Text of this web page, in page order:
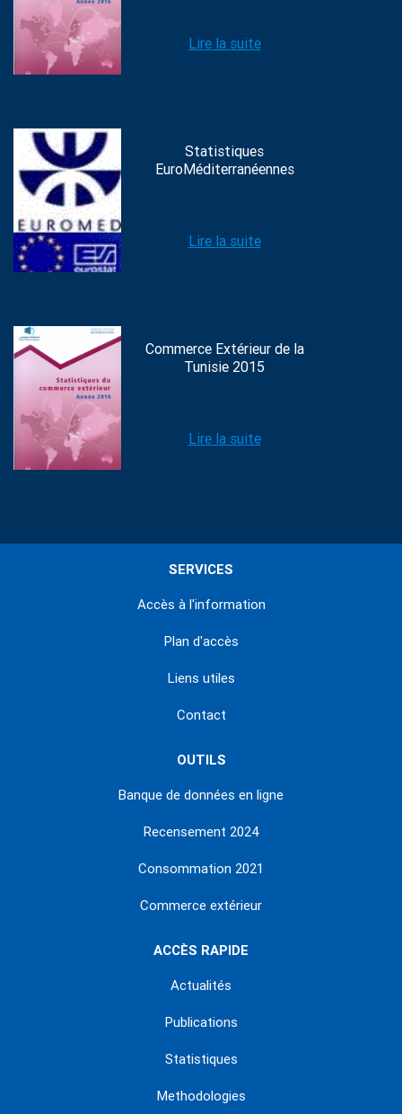
Lire la suite
Statistiques
EuroMéditerranéennes
Lire la suite
Commerce Extérieur de la
Tunisie 2015
Lire la suite
SERVICES
Accès à l'information
Plan d'accès
Liens utiles
Contact
OUTILS
Banque de données en ligne
Recensement 2024
Consommation 2021
Commerce extérieur
ACCÈS RAPIDE
Actualités
Publications
Statistiques
Methodologies